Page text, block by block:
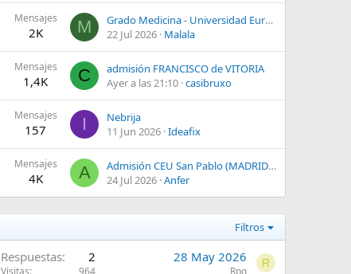
Mensajes
2K M
Grado Medicina - Universidad Europea de Madrid (UEM)
22 Jul 2026 Malala
Mensajes
1,4K C
admisión FRANCISCO de VITORIA
Ayer a las 21:10 casibruxo
Mensajes
157 I
Nebrija
11 Jun 2026 Ideafix
Mensajes
4K A
Admisión CEU San Pablo (MADRID) 2026/2027
24 Jul 2026 Anfer
Filtros
Respuestas 2
Visitas 964
28 May 2026
Rpg
R